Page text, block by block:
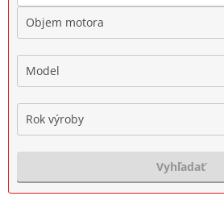
Objem motora
Model
Rok výroby
Vyhľadať